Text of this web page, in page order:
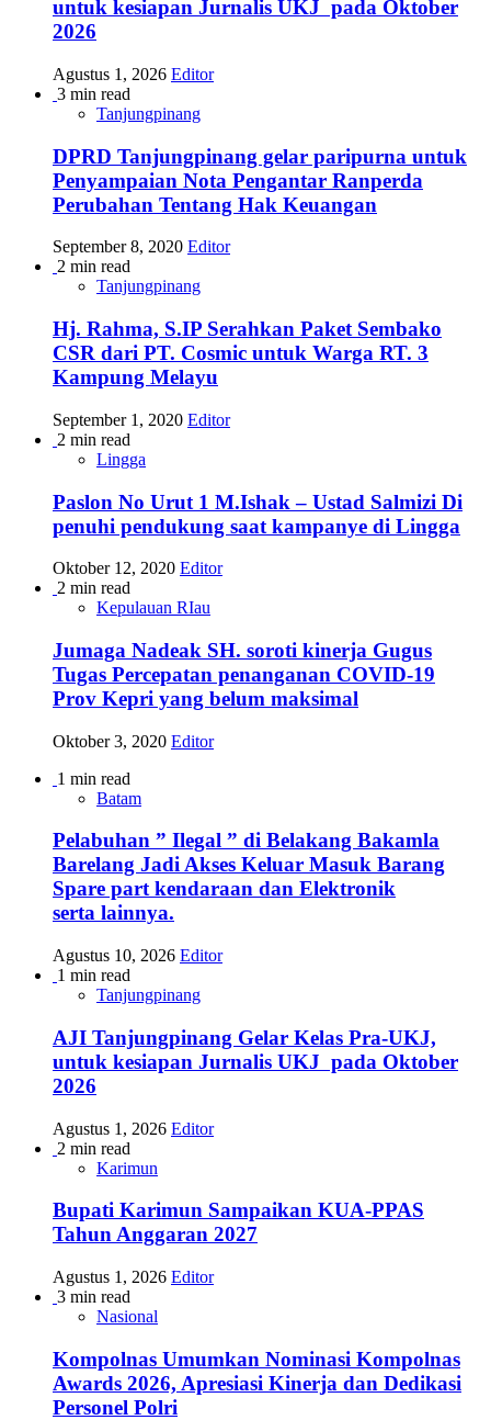
untuk kesiapan Jurnalis UKJ pada Oktober
2026
Agustus 1, 2026 Editor
3 min read
Tanjungpinang
DPRD Tanjungpinang gelar paripurna untuk
Penyampaian Nota Pengantar Ranperda
Perubahan Tentang Hak Keuangan
September 8, 2020 Editor
2 min read
Tanjungpinang
Hj. Rahma, S.IP Serahkan Paket Sembako
CSR dari PT. Cosmic untuk Warga RT. 3
Kampung Melayu
September 1, 2020 Editor
2 min read
Lingga
Paslon No Urut 1 M.Ishak – Ustad Salmizi Di
penuhi pendukung saat kampanye di Lingga
Oktober 12, 2020 Editor
2 min read
Kepulauan RIau
Jumaga Nadeak SH. soroti kinerja Gugus
Tugas Percepatan penanganan COVID-19
Prov Kepri yang belum maksimal
Oktober 3, 2020 Editor
1 min read
Batam
Pelabuhan ” Ilegal ” di Belakang Bakamla
Barelang Jadi Akses Keluar Masuk Barang
Spare part kendaraan dan Elektronik
serta lainnya.
Agustus 10, 2026 Editor
1 min read
Tanjungpinang
AJI Tanjungpinang Gelar Kelas Pra-UKJ,
untuk kesiapan Jurnalis UKJ pada Oktober
2026
Agustus 1, 2026 Editor
2 min read
Karimun
Bupati Karimun Sampaikan KUA-PPAS
Tahun Anggaran 2027
Agustus 1, 2026 Editor
3 min read
Nasional
Kompolnas Umumkan Nominasi Kompolnas
Awards 2026, Apresiasi Kinerja dan Dedikasi
Personel Polri